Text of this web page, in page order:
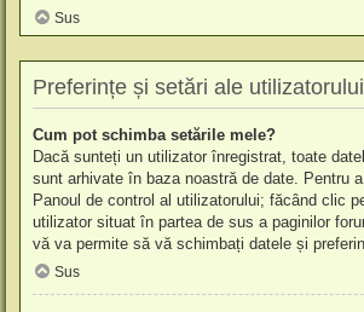
Sus
Preferințe și setări ale utilizatorului
Cum pot schimba setările mele?
Dacă sunteți un utilizator înregistrat, toate
sunt arhivate în baza noastră de date. Pentru
Panoul de control al utilizatorului; făcând clic
utilizator situat în partea de sus a paginilor
vă va permite să vă schimbați datele și
Sus